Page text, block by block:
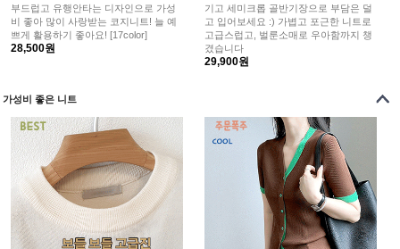
부드럽고 유행안타는 디자인으로 가성
비 좋아 많이 사랑받는 코지니트! 늘 예
쁘게 활용하기 좋아요! [17color]
28,500원
기고 세미크롭 골반기장으로 부담은 덜
고 입어보세요 :) 가볍고 포근한 니트로
고급스럽고, 벌룬소매로 우아함까지 챙
겼습니다
29,900원
가성비 좋은 니트